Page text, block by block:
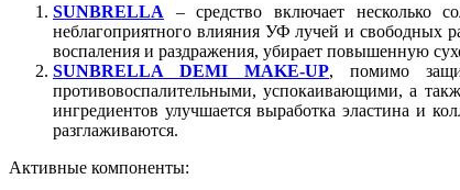
SUNBRELLA – средство включает несколько
неблагоприятного влияния УФ лучей и свободных
воспаления и раздражения, убирает повышенную
SUNBRELLA DEMI MAKE-UP, помимо
противовоспалительными, успокаивающими, а
ингредиентов улучшается выработка эластина и
разглаживаются.
Активные компоненты: